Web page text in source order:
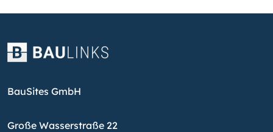
BauSites GmbH
Große Wasserstraße 22